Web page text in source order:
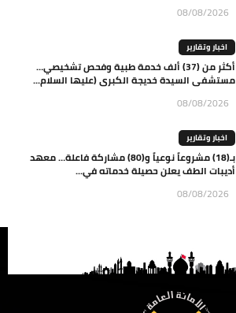
08/08/2026
اخبار وتقارير
أكثر من (37) ألف خدمة طبية وفحص تشخيصي…
مستشفى السيدة خديجة الكبرى (عليها السلام...
08/08/2026
اخبار وتقارير
بـ(18) مشروعاً نوعياً و(80) مشاركة فاعلة… معهد
أديبات الطف يعلن حصيلة خدماته في...
08/08/2026